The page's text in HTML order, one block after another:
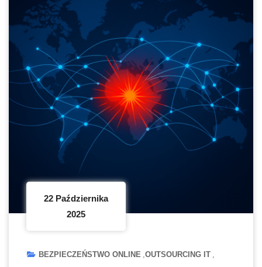
22 Października
2025
BEZPIECZEŃSTWO ONLINE OUTSOURCING IT